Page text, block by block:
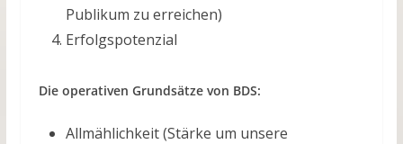
Publikum zu erreichen)
Erfolgspotenzial
Die operativen Grundsätze von BDS:
Allmählichkeit (Stärke um unsere